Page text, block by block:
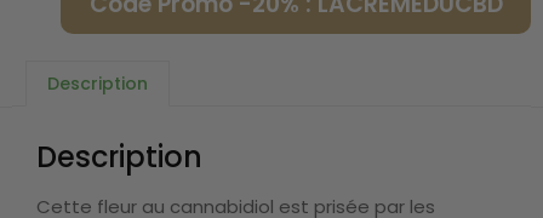
Description
Description
Cette fleur au cannabidiol est prisée par les